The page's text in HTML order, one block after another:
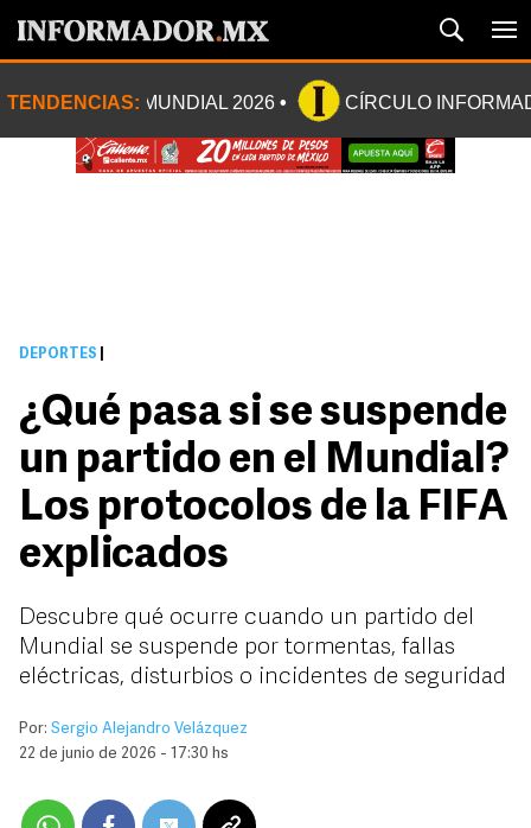
TENDENCIAS: MUNDIAL 2026 CÍRCULO
DEPORTES
¿Qué pasa si se suspende
un partido en el Mundial?
Los protocolos de la FIFA
explicados
Descubre qué ocurre cuando un partido del
Mundial se suspende por tormentas, fallas
eléctricas, disturbios o incidentes de seguridad
Por: Sergio Alejandro Velázquez
22 de junio de 2026 - 17:30 hs